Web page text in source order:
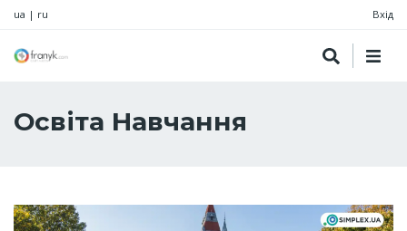
ua | ru Вхід
Освіта Навчання